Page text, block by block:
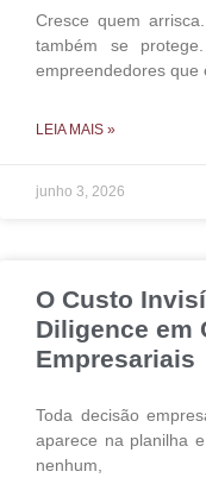
Cresce quem
também se
empreendedores que
LEIA MAIS »
junho 3, 2026
O Custo
Diligence em
Empresariais
Toda decisão
aparece na planilha
nenhum,